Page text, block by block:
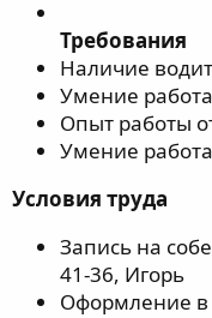
Требования
Наличие
Умение
Опыт работы
Умение
Условия труда
Запись на
41-36, Игорь
Оформление в